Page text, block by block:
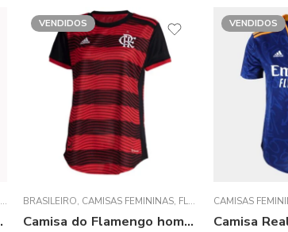
VENDIDOS
CAMISAS FEMININAS,CHAMPIONS LEAGUE ,LA LIGA
Camisa Real Madrid Away 21/22 – Azul Laranja Feminina
VENDIDOS
BRASILEIRO,